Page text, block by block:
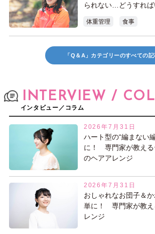
られない…どうすれば
体重管理 食事
「Q＆A」カテゴリーのすべての記
INTERVIEW /
インタビュー／コラム
2026年7月31日
ハート型の“編まない
に！ 専門家が教える
のヘアアレンジ
2026年7月31日
おしゃれなお団子＆
単に！ 専門家が教え
レンジ